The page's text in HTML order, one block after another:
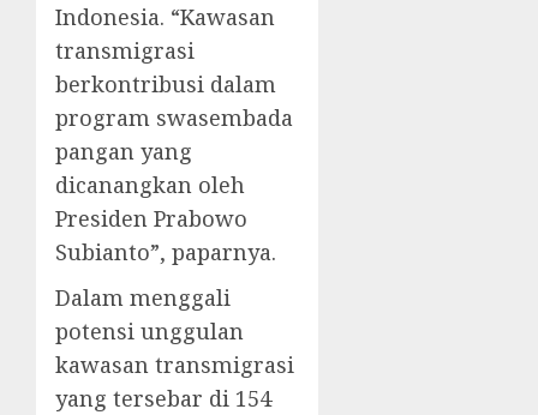
Indonesia. “Kawasan
transmigrasi
berkontribusi dalam
program swasembada
pangan yang
dicanangkan oleh
Presiden Prabowo
Subianto”, paparnya.
Dalam menggali
potensi unggulan
kawasan transmigrasi
yang tersebar di 154